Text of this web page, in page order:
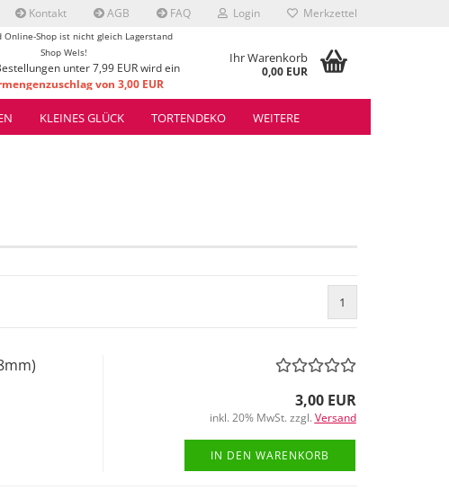
Kontakt AGB FAQ Login Merkzettel
Online-Shop ist nicht gleich Lagerstand
Shop Wels!
unter 7,99 EUR wird ein
von 3,00 EUR
verrechnet.
Ihr Warenkorb
0,00 EUR
KLEINES GLÜCK TORTENDEKO WEITERE
1
3,00 EUR
inkl. 20% MwSt. zzgl. Versand
IN DEN WARENKORB